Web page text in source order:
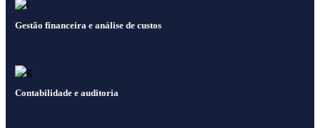
Gestão financeira e análise de custos
Contabilidade e auditoria